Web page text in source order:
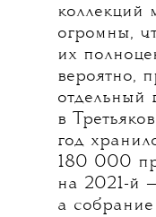
коллекций
огромны,
их
вероятно,
отдельный
в
год
180 000
на 2021-й
а